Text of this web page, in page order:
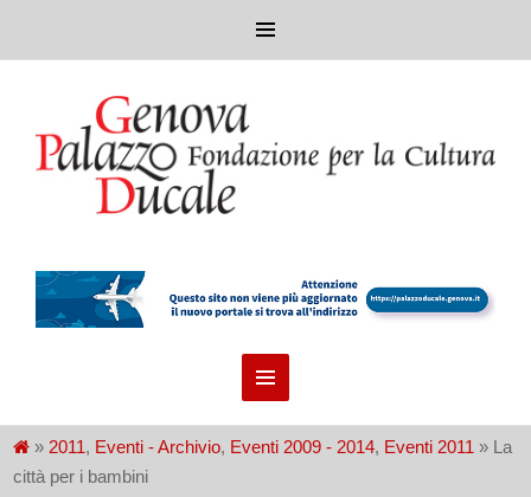
» 2011, Eventi - Archivio, Eventi 2009 - 2014, Eventi 2011 » La
città per i bambini